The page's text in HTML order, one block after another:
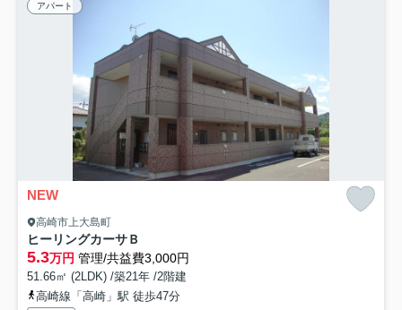
アパート
NEW
高崎市上大島町
ヒーリングカーサＢ
5.3万円 管理/共益費3,000円
51.66㎡ (2LDK) /築21年 /2階建
高崎線「高崎」駅 徒歩47分